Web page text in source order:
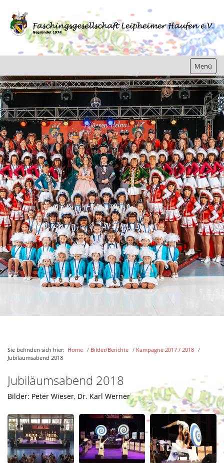
Menü
Home
Gesellschaft
Jugend
Bilder/Berichte
Kampagne 2019 / 2020
Kampagne 2018 / 2019
Kampagne 2017 / 2018
Inthronisation Kampagne 2017/18
Verleihung Hirsch am goldenen Vlies 2017
7-Schwaben Ordenskapitel
Narrenmesse
Guggamusiktreffen
Schlagernacht
Rathaussturm
Hennef
Jubiläumsabend 2018
Kampagne 2016 / 2017
Aktuelles
Kontakt
Sie befinden sich hier: Home / Bilder/Berichte / Kampagne 2017 / 2018 /
Jubiläumsabend 2018
Jubiläumsabend 2018
Bilder: Peter Wieser, Dr. Karl Werner